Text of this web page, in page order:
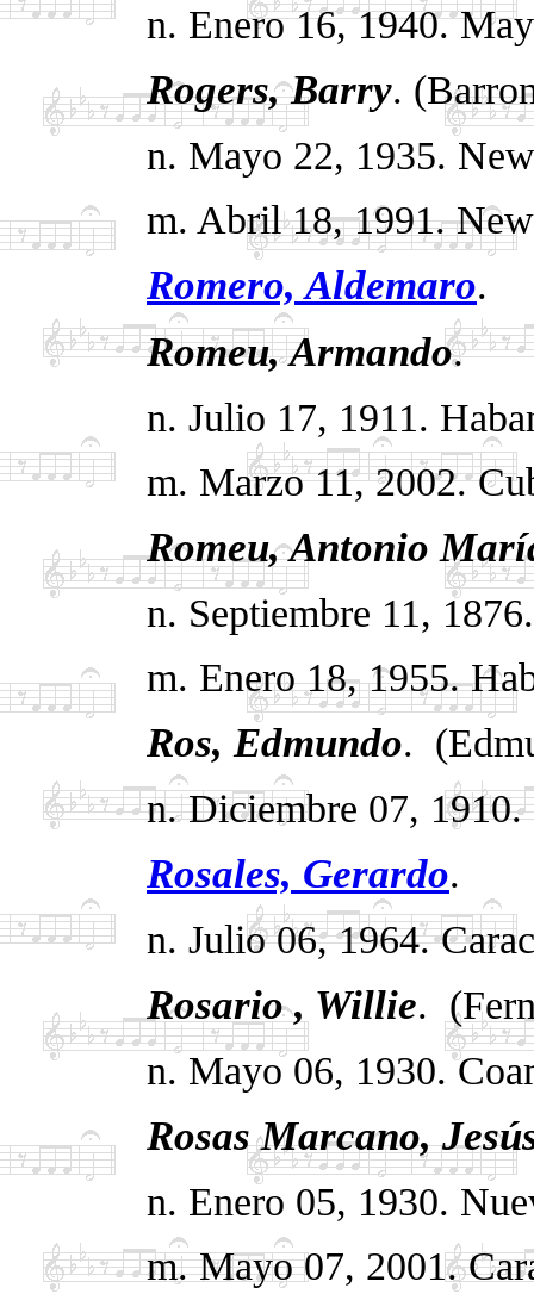
n. Enero 16, 1940.
Rogers, Barry.
n. Mayo 22, 1935.
m. Abril 18, 1991.
Romero, Aldemaro.
Romeu, Armando.
n. Julio 17, 1911.
m. Marzo 11, 2002.
Romeu, Antonio
n. Septiembre 11,
m. Enero 18, 1955.
Ros, Edmundo.
n. Diciembre 07,
Rosales, Gerardo.
n. Julio 06, 1964.
Rosario , Willie.
n. Mayo 06, 1930.
Rosas Marcano,
n. Enero 05, 1930.
m. Mayo 07, 2001.